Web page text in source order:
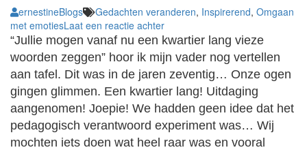
ernestineBlogs Gedachten veranderen, Inspirerend, Omgaan
met emotiesLaat een reactie achter
“Jullie mogen vanaf nu een kwartier lang vieze
woorden zeggen” hoor ik mijn vader nog vertellen
aan tafel. Dit was in de jaren zeventig… Onze ogen
gingen glimmen. Een kwartier lang! Uitdaging
aangenomen! Joepie! We hadden geen idee dat het
pedagogisch verantwoord experiment was… Wij
mochten iets doen wat heel raar was en vooral